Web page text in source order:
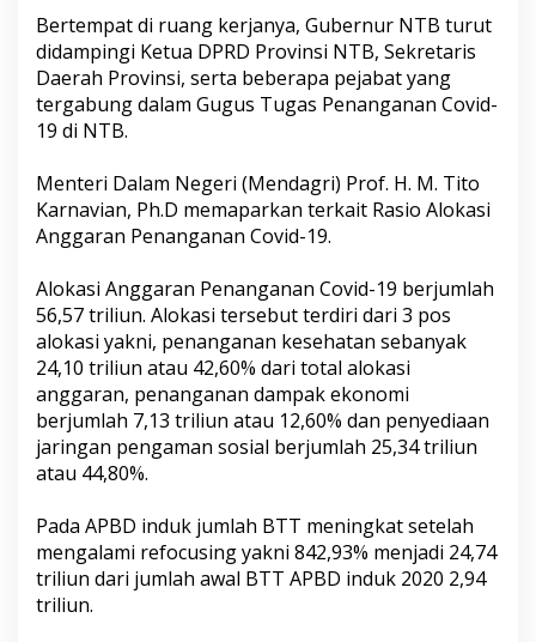
Bertempat di ruang kerjanya, Gubernur NTB turut
didampingi Ketua DPRD Provinsi NTB, Sekretaris
Daerah Provinsi, serta beberapa pejabat yang
tergabung dalam Gugus Tugas Penanganan Covid-
19 di NTB.
Menteri Dalam Negeri (Mendagri) Prof. H. M. Tito
Karnavian, Ph.D memaparkan terkait Rasio Alokasi
Anggaran Penanganan Covid-19.
Alokasi Anggaran Penanganan Covid-19 berjumlah
56,57 triliun. Alokasi tersebut terdiri dari 3 pos
alokasi yakni, penanganan kesehatan sebanyak
24,10 triliun atau 42,60% dari total alokasi
anggaran, penanganan dampak ekonomi
berjumlah 7,13 triliun atau 12,60% dan penyediaan
jaringan pengaman sosial berjumlah 25,34 triliun
atau 44,80%.
Pada APBD induk jumlah BTT meningkat setelah
mengalami refocusing yakni 842,93% menjadi 24,74
triliun dari jumlah awal BTT APBD induk 2020 2,94
triliun.